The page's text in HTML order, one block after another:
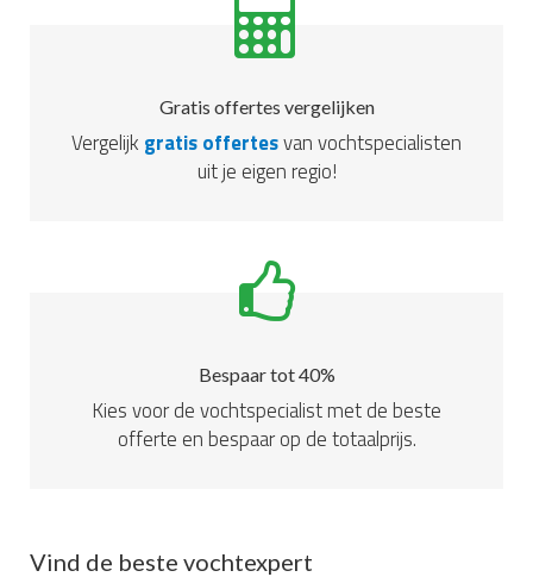
Gratis offertes vergelijken
Vergelijk gratis offertesvan vochtspecialisten
uit je eigen regio!
Bespaar tot 40%
Kies voor de vochtspecialist met de beste
offerte en bespaar op de totaalprijs.
Vind de beste vochtexpert